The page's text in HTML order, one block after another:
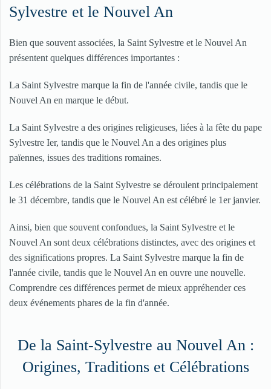
Sylvestre et le Nouvel An
Bien que souvent associées, la Saint Sylvestre et le Nouvel An
présentent quelques différences importantes :
La Saint Sylvestre marque la fin de l'année civile, tandis que le
Nouvel An en marque le début.
La Saint Sylvestre a des origines religieuses, liées à la fête du pape
Sylvestre Ier, tandis que le Nouvel An a des origines plus
païennes, issues des traditions romaines.
Les célébrations de la Saint Sylvestre se déroulent principalement
le 31 décembre, tandis que le Nouvel An est célébré le 1er janvier.
Ainsi, bien que souvent confondues, la Saint Sylvestre et le
Nouvel An sont deux célébrations distinctes, avec des origines et
des significations propres. La Saint Sylvestre marque la fin de
l'année civile, tandis que le Nouvel An en ouvre une nouvelle.
Comprendre ces différences permet de mieux appréhender ces
deux événements phares de la fin d'année.
De la Saint-Sylvestre au Nouvel An :
Origines, Traditions et Célébrations